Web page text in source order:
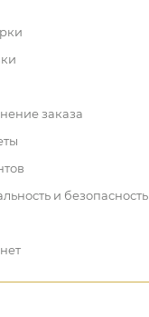
заказа
и безопасность